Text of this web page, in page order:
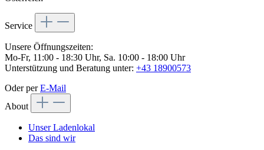
Service
Unsere Öffnungszeiten:
Mo-Fr, 11:00 - 18:30 Uhr, Sa. 10:00 - 18:00 Uhr
Unterstützung und Beratung unter: +43 18900573
Oder perE-Mail
About
Unser Ladenlokal
Das sind wir